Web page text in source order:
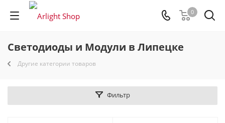
0
Светодиоды и Модули в Липецке
Другие категории товаров
Фильтр